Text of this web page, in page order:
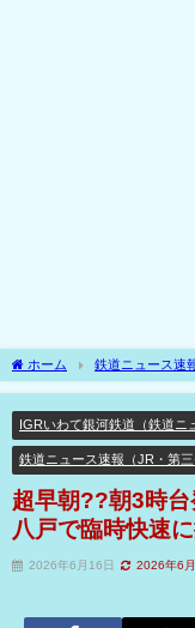
ホーム 鉄道ニュース速
ス速報）
IGRいわて銀河
IGRいわて銀河鉄道（鉄道ニ
鉄道ニュース速報（JR・第三
超早朝??朝3時
八戸で臨時快速
2026年6月16日 2026年6